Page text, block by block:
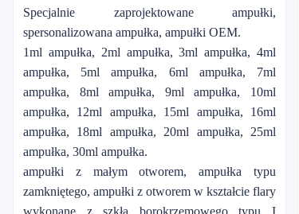
Specjalnie zaprojektowane ampułki,
spersonalizowana ampułka, ampułki OEM.
1ml ampułka, 2ml ampułka, 3ml ampułka, 4ml
ampułka, 5ml ampułka, 6ml ampułka, 7ml
ampułka, 8ml ampułka, 9ml ampułka, 10ml
ampułka, 12ml ampułka, 15ml ampułka, 16ml
ampułka, 18ml ampułka, 20ml ampułka, 25ml
ampułka, 30ml ampułka.
ampułki z małym otworem, ampułka typu
zamkniętego, ampułki z otworem w kształcie flary
wykonane z szkła borokrzemowego typu I